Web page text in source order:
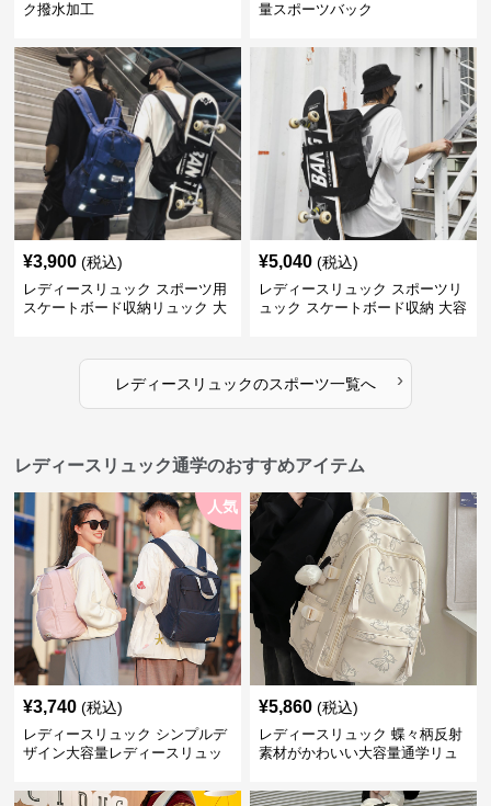
ク撥水加工
量スポーツバック
¥3,900 (税込)
レディースリュック スポーツ用
スケートボード収納リュック 大
¥5,040 (税込)
レディースリュック スポーツリ
ュック スケートボード収納 大容
レディースリュックのスポーツ一覧へ ›
レディースリュック通学のおすすめアイテム
人気
¥3,740 (税込)
レディースリュック シンプルデ
ザイン大容量レディースリュッ
¥5,860 (税込)
レディースリュック 蝶々柄反射
素材がかわいい大容量通学リュ